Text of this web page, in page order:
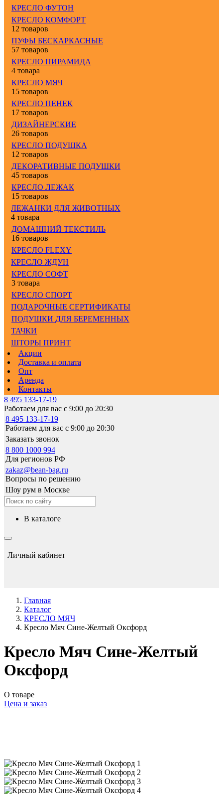
КРЕСЛО ФУТОН
КРЕСЛО КОМФОРТ
12 товаров
ПУФЫ БЕСКАРКАСНЫЕ
57 товаров
КРЕСЛО ПИРАМИДА
4 товара
КРЕСЛО МЯЧ
15 товаров
КРЕСЛО ПЕНЕК
17 товаров
ДИЗАЙНЕРСКИЕ
26 товаров
КРЕСЛО ПОДУШКА
12 товаров
ДЕКОРАТИВНЫЕ ПОДУШКИ
45 товаров
КРЕСЛО ЛЕЖАК
15 товаров
ЛЕЖАНКИ ДЛЯ ЖИВОТНЫХ
4 товара
ДОМАШНИЙ ТЕКСТИЛЬ
16 товаров
КРЕСЛО FLEXY
КРЕСЛО ЖДУН
КРЕСЛО СОФТ
3 товара
КРЕСЛО СПОРТ
ПОДАРОЧНЫЕ СЕРТИФИКАТЫ
ПОДУШКИ ДЛЯ БЕРЕМЕННЫХ
ТАЧКИ
ШТОРЫ ПРИНТ
Акции
Доставка и оплата
Опт
Аренда
Контакты
8 495 133-17-19
Работаем для вас с 9:00 до 20:30
8 495 133-17-19
Работаем для вас с 9:00 до 20:30
Заказать звонок
8 800 1000 994
Для регионов РФ
zakaz@bean-bag.ru
Вопросы по решению
Шоу рум в Москве
в каталоге
Личный кабинет
Главная
Каталог
КРЕСЛО МЯЧ
Кресло Мяч Сине-Желтый Оксфорд
Кресло Мяч Сине-Желтый
Оксфорд
О товаре
Цена и заказ